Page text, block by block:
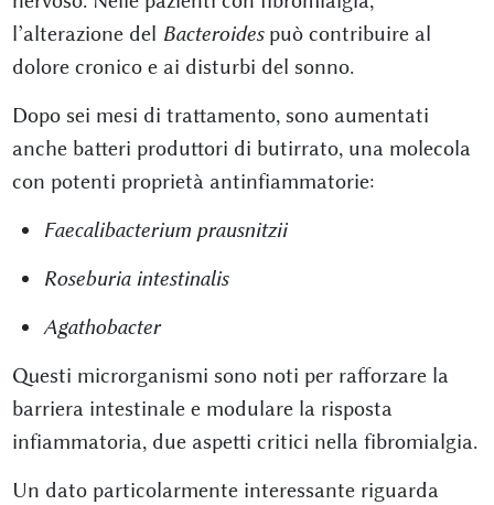
l’alterazione del Bacteroidespuò contribuire al
dolore cronico e ai disturbi del sonno.
Dopo sei mesi di trattamento, sono aumentati
anche batteri produttori di butirrato, una molecola
con potenti proprietà antinfiammatorie:
Faecalibacterium prausnitzii
Roseburia intestinalis
Agathobacter
Questi microrganismi sono noti per rafforzare la
barriera intestinale e modulare la risposta
infiammatoria, due aspetti critici nella fibromialgia.
Un dato particolarmente interessante riguarda